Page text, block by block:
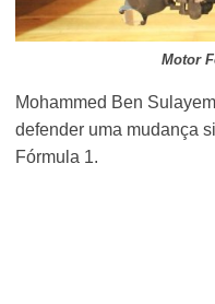
Motor
Mohammed Ben
defender uma mudança
Fórmula 1.